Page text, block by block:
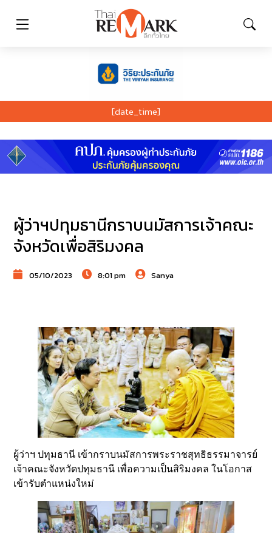
[date_time]
ผู้ว่าฯปทุมธานีกราบนมัสการเจ้าคณะ
จังหวัดเพื่อสิริมงคล
05/10/2023 8:01 pm Sanya
ผู้ว่าฯ ปทุมธานี เข้ากราบนมัสการพระราชสุทธิธรรมาจารย์
เจ้าคณะจังหวัดปทุมธานี เพื่อความเป็นสิริมงคล ในโอกาส
เข้ารับตำแหน่งใหม่